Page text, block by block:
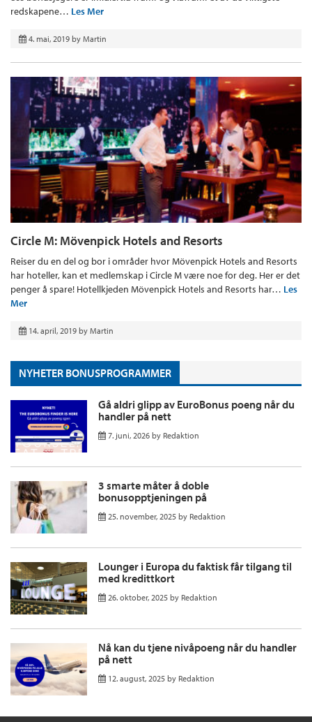
redskapene… Les Mer
4. mai, 2019 by Martin
Circle M: Mövenpick Hotels and Resorts
Reiser du en del og bor i områder hvor Mövenpick Hotels and Resorts
har hoteller, kan et medlemskap i Circle M være noe for deg. Her er det
penger å spare! Hotellkjeden Mövenpick Hotels and Resorts har… Les
Mer
14. april, 2019 by Martin
NYHETER BONUSPROGRAMMER
Gå aldri glipp av EuroBonus poeng når du
handler på nett
7. juni, 2026 by Redaktion
3 smarte måter å doble
bonusopptjeningen på
25. november, 2025 by Redaktion
Lounger i Europa du faktisk får tilgang til
med kredittkort
26. oktober, 2025 by Redaktion
Nå kan du tjene nivåpoeng når du handler
på nett
12. august, 2025 by Redaktion